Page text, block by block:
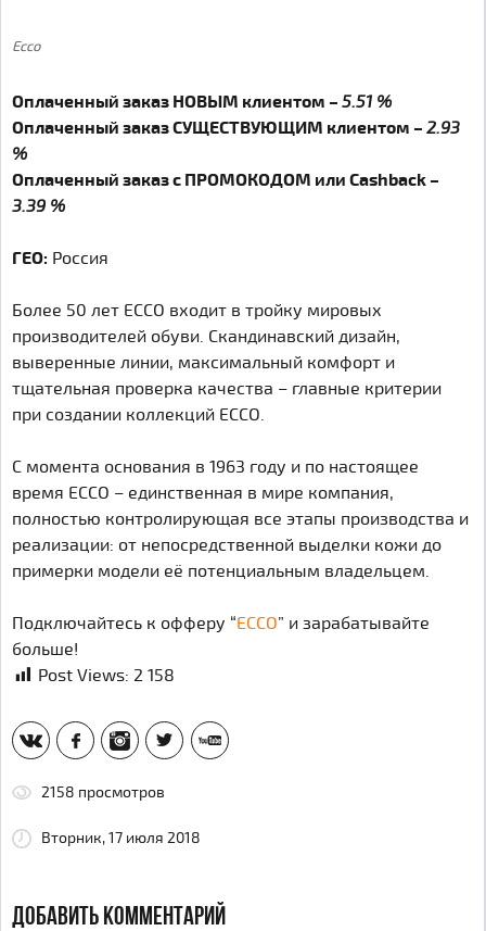
Ecco
Оплаченный заказ НОВЫМ клиентом – 5.51 %
Оплаченный заказ СУЩЕСТВУЮЩИМ клиентом – 2.93
%
Оплаченный заказ с ПРОМОКОДОМ или Cashback –
3.39 %
ГЕО: Россия
Более 50 лет ECCO входит в тройку мировых
производителей обуви. Скандинавский дизайн,
выверенные линии, максимальный комфорт и
тщательная проверка качества – главные критерии
при создании коллекций ECCO.
С момента основания в 1963 году и по настоящее
время ЕССО – единственная в мире компания,
полностью контролирующая все этапы производства и
реализации: от непосредственной выделки кожи до
примерки модели её потенциальным владельцем.
Подключайтесь к офферу “ECCO” и зарабатывайте
больше!
Post Views: 2 158
vk fb inst tw yt
2158 просмотров
Вторник, 17 июля 2018
ДОБАВИТЬ КОММЕНТАРИЙ